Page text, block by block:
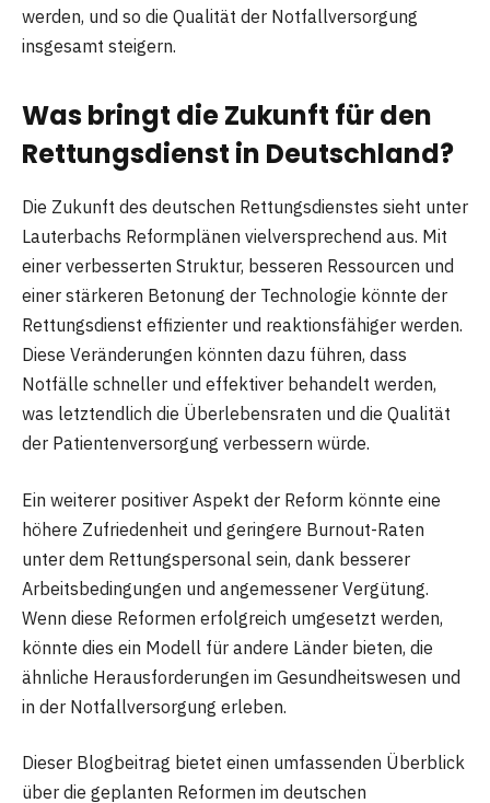
werden, und so die Qualität der Notfallversorgung
insgesamt steigern.
Was bringt die Zukunft für den
Rettungsdienst in Deutschland?
Die Zukunft des deutschen Rettungsdienstes sieht unter
Lauterbachs Reformplänen vielversprechend aus. Mit
einer verbesserten Struktur, besseren Ressourcen und
einer stärkeren Betonung der Technologie könnte der
Rettungsdienst effizienter und reaktionsfähiger werden.
Diese Veränderungen könnten dazu führen, dass
Notfälle schneller und effektiver behandelt werden,
was letztendlich die Überlebensraten und die Qualität
der Patientenversorgung verbessern würde.
Ein weiterer positiver Aspekt der Reform könnte eine
höhere Zufriedenheit und geringere Burnout-Raten
unter dem Rettungspersonal sein, dank besserer
Arbeitsbedingungen und angemessener Vergütung.
Wenn diese Reformen erfolgreich umgesetzt werden,
könnte dies ein Modell für andere Länder bieten, die
ähnliche Herausforderungen im Gesundheitswesen und
in der Notfallversorgung erleben.
Dieser Blogbeitrag bietet einen umfassenden Überblick
über die geplanten Reformen im deutschen